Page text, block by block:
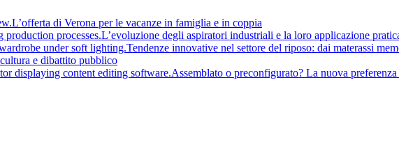
L’offerta di Verona per le vacanze in famiglia e in coppia
L’evoluzione degli aspiratori industriali e la loro applicazione
Tendenze innovative nel settore del riposo: dai materassi
e dibattito pubblico
Assemblato o preconfigurato? La nuova